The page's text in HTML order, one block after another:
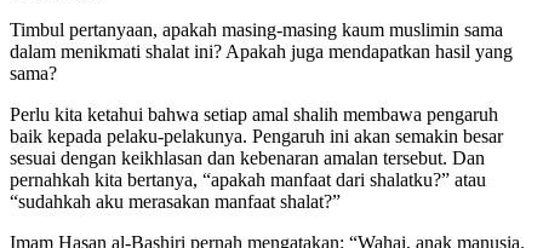
Timbul pertanyaan, apakah masing-masing kaum muslimin sama
dalam menikmati shalat ini? Apakah juga mendapatkan hasil yang
Perlu kita ketahui bahwa setiap amal shalih membawa pengaruh
baik kepada pelaku-pelakunya. Pengaruh ini akan semakin besar
sesuai dengan keikhlasan dan kebenaran amalan tersebut. Dan
pernahkah kita bertanya, “apakah manfaat dari shalatku?” atau